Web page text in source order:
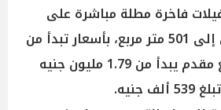
فاخرة مطلة مباشرة على
البحر بمساحات تصل إلى 501 متر مربع، بأسعار تبدأ من
91.2 مليون جنيه، مع مقدم يبدأ من 1.79 مليون جنيه